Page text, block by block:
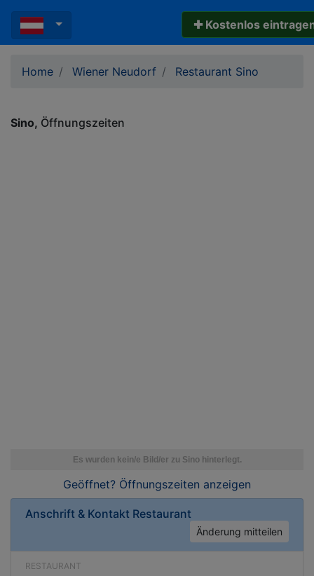
✚ Kostenlos
Home Wiener Neudorf Restaurant Sino
Sino Öffnungszeiten
Geöffnet? Öffnungszeiten anzeigen
Anschrift & Kontakt Restaurant
Änderung mitteilen
RESTAURANT